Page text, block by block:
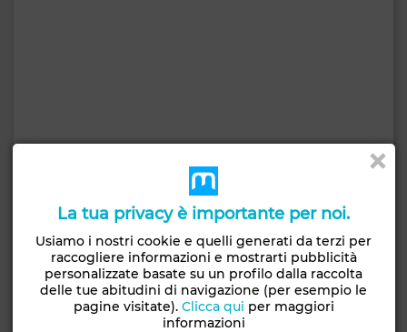
La tua privacy è importante per noi.
Usiamo i nostri cookie e quelli generati da terzi per
raccogliere informazioni e mostrarti pubblicità
personalizzate basate su un profilo dalla raccolta
delle tue abitudini di navigazione (per esempio le
pagine visitate). Clicca qui per maggiori
informazioni